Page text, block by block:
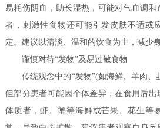
易耗伤阴血，助长湿热，可能对气血调
者，刺激性食物还可能引发皮肤不适或
定。建议以清淡、温和的饮食为主，减少
谨慎对待“发物”及易过敏食物
传统观念中的“发物”(如海鲜、羊肉、
但部分患者可能因个体差异，在食用后
体质者，虾、蟹等海鲜或芒果、花生等